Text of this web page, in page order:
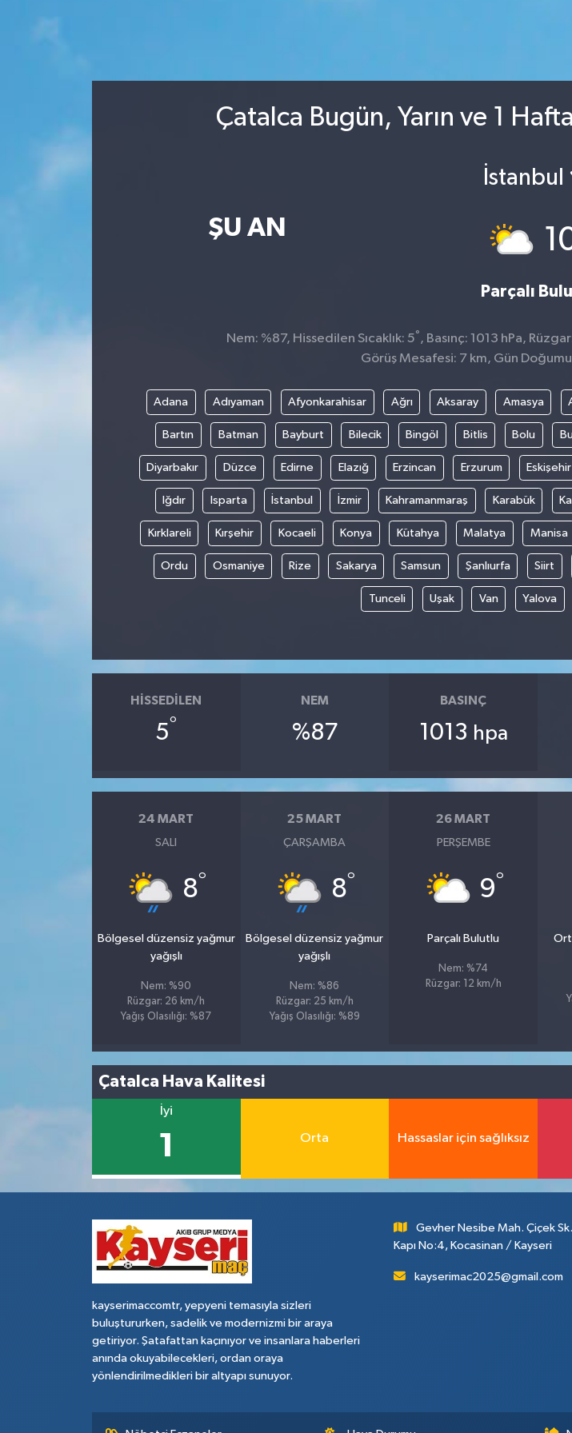
Çatalca Bugün, Yarın ve 1
ŞU AN
İstanbul
Parçalı
Nem: %87, Hissedilen Sıcaklık: 5° , Basınç: 1013 hPa,
Görüş Mesafesi: 7 km, Gün
Adana Adıyaman Afyonkarahisar Ağrı Aksaray Amasya
Bartın Batman Bayburt Bilecik Bingöl Bitlis Bolu
Diyarbakır Düzce Edirne Elazığ Erzincan Erzurum Eskişehir
Iğdır Isparta İstanbul İzmir Kahramanmaraş Karabük
Kırklareli Kırşehir Kocaeli Konya Kütahya Malatya Manisa
Ordu Osmaniye Rize Sakarya Samsun Şanlıurfa Siirt
Tunceli Uşak Van Yalova
HISSEDILEN
5°
NEM
%87
BASINÇ
1013 hpa
24 MART
SALI
8°
Bölgesel düzensiz yağmur
yağışlı
Nem: %90
Rüzgar: 26 km/h
Yağış Olasılığı: %87
25 MART
ÇARŞAMBA
8°
Bölgesel düzensiz yağmur
yağışlı
Nem: %86
Rüzgar: 25 km/h
Yağış Olasılığı: %89
26 MART
PERŞEMBE
9°
Parçalı Bulutlu
Nem: %74
Rüzgar: 12 km/h
Çatalca Hava Kalitesi
İyi
1 Orta Hassaslar için sağlıksız
kayserimaccomtr, yepyeni temasıyla sizleri
buluştururken, sadelik ve modernizmi bir araya
getiriyor. Şatafattan kaçınıyor ve insanlara haberleri
anında okuyabilecekleri, ordan oraya
yönlendirilmedikleri bir altyapı sunuyor.
Gevher Nesibe Mah. Çiçek
Kapı No:4, Kocasinan / Kayseri
kayserimac2025@gmail.com